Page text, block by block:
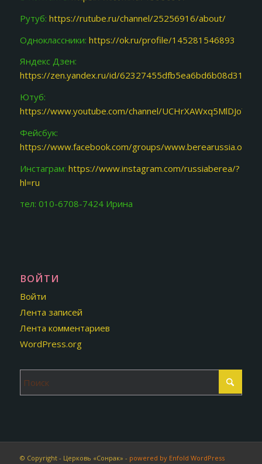
Рутуб: https://rutube.ru/channel/25256916/about/
Одноклассники: https://ok.ru/profile/145281546893
Яндекс Дзен:
https://zen.yandex.ru/id/62327455dfb5ea6bd6b08d31
Ютуб:
https://www.youtube.com/channel/
Фейсбук:
https://www.facebook.com/groups/www.berearussia.org/
Инстаграм: https://www.instagram.com/russiaberea/?
hl=ru
тел: 010-6708-7424 Ирина
ВОЙТИ
Войти
Лента записей
Лента комментариев
WordPress.org
© Copyright - Церковь «Сонрак» - powered by Enfold WordPress